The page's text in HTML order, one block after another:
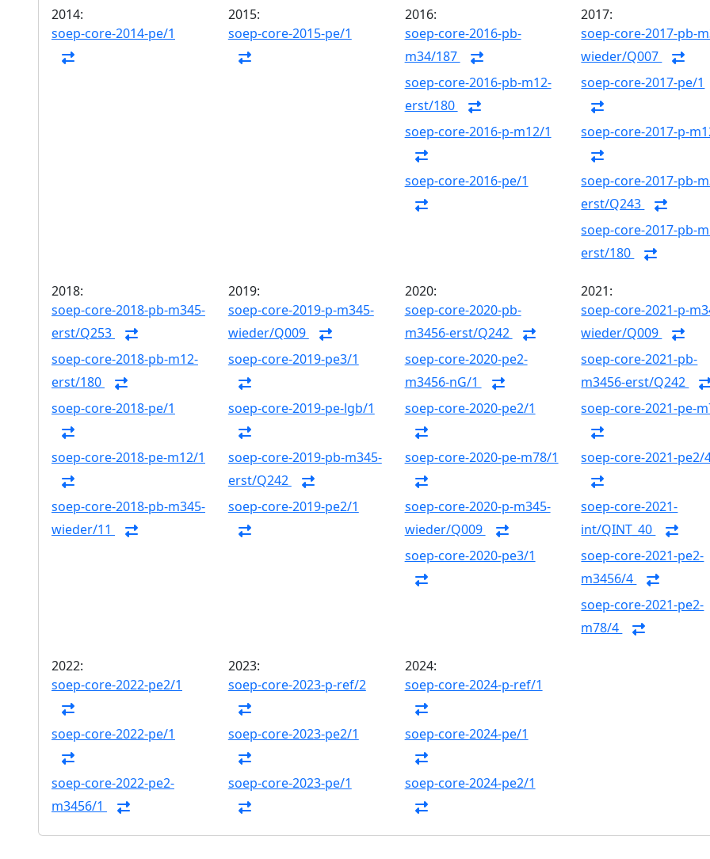
2014:
soep-core-2014-pe/1
2015:
soep-core-2015-pe/1
2016:
soep-core-2016-pb-
m34/187
soep-core-2016-pb-m12-
erst/180
soep-core-2016-p-m12/1
soep-core-2016-pe/1
2017:
soep-core-2017-pb-
wieder/Q007
soep-core-2017-pe/1
soep-core-2017-p-
soep-core-2017-pb-
erst/Q243
soep-core-2017-pb-
erst/180
2018:
soep-core-2018-pb-m345-
erst/Q253
soep-core-2018-pb-m12-
erst/180
soep-core-2018-pe/1
soep-core-2018-pe-m12/1
soep-core-2018-pb-m345-
wieder/11
2019:
soep-core-2019-p-m345-
wieder/Q009
soep-core-2019-pe3/1
soep-core-2019-pe-lgb/1
soep-core-2019-pb-m345-
erst/Q242
soep-core-2019-pe2/1
2020:
soep-core-2020-pb-
m3456-erst/Q242
soep-core-2020-pe2-
m3456-nG/1
soep-core-2020-pe2/1
soep-core-2020-pe-m78/1
soep-core-2020-p-m345-
wieder/Q009
soep-core-2020-pe3/1
2021:
soep-core-2021-p-
wieder/Q009
soep-core-2021-pb-
m3456-erst/Q242
soep-core-2021-pe-
soep-core-2021-pe2/
soep-core-2021-
int/QINT_40
soep-core-2021-pe2-
m3456/4
soep-core-2021-pe2-
m78/4
2022:
soep-core-2022-pe2/1
soep-core-2022-pe/1
soep-core-2022-pe2-
m3456/1
2023:
soep-core-2023-p-ref/2
soep-core-2023-pe2/1
soep-core-2023-pe/1
2024:
soep-core-2024-p-ref/1
soep-core-2024-pe/1
soep-core-2024-pe2/1